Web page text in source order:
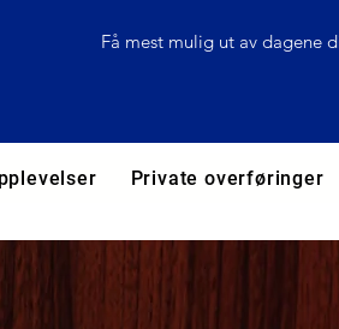
Få mest mulig ut av dagene
Private overføringer